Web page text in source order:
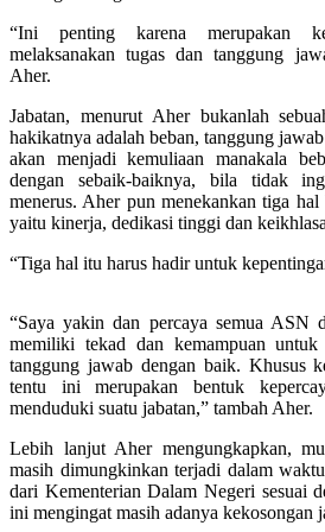
“Ini penting karena merupakan
melaksanakan tugas dan tanggung
Aher.
Jabatan, menurut Aher bukanlah
hakikatnya adalah beban, tanggung
akan menjadi kemuliaan manakala
dengan sebaik-baiknya, bila tidak
menerus. Aher pun menekankan tiga
yaitu kinerja, dedikasi tinggi dan
“Tiga hal itu harus hadir untuk
“Saya yakin dan percaya semua ASN
memiliki tekad dan kemampuan untuk
tanggung jawab dengan baik. Khusus
tentu ini merupakan bentuk
menduduki suatu jabatan,” tambah Aher.
Lebih lanjut Aher mengungkapkan,
masih dimungkinkan terjadi dalam
dari Kementerian Dalam Negeri sesuai
ini mengingat masih adanya kekosongan